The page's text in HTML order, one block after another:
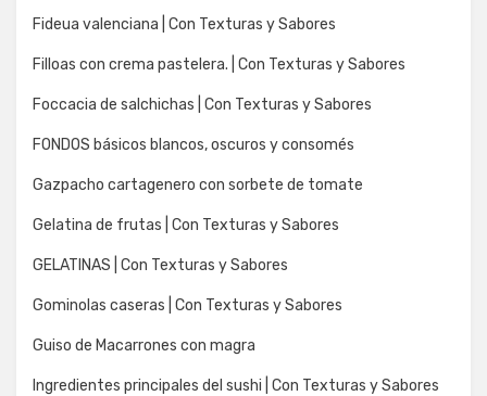
Fideua valenciana | Con Texturas y Sabores
Filloas con crema pastelera. | Con Texturas y Sabores
Foccacia de salchichas | Con Texturas y Sabores
FONDOS básicos blancos, oscuros y consomés
Gazpacho cartagenero con sorbete de tomate
Gelatina de frutas | Con Texturas y Sabores
GELATINAS | Con Texturas y Sabores
Gominolas caseras | Con Texturas y Sabores
Guiso de Macarrones con magra
Ingredientes principales del sushi | Con Texturas y Sabores